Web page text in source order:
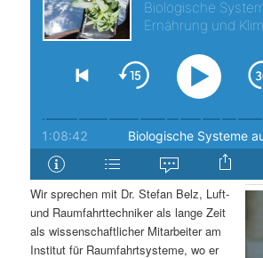
r
g
e
n
s
i
n
g
e
Wir sprechen mit Dr. Stefan Belz, Luft-
und Raumfahrttechniker als lange Zeit
als wissenschaftlicher Mitarbeiter am
Institut für Raumfahrtsysteme, wo er